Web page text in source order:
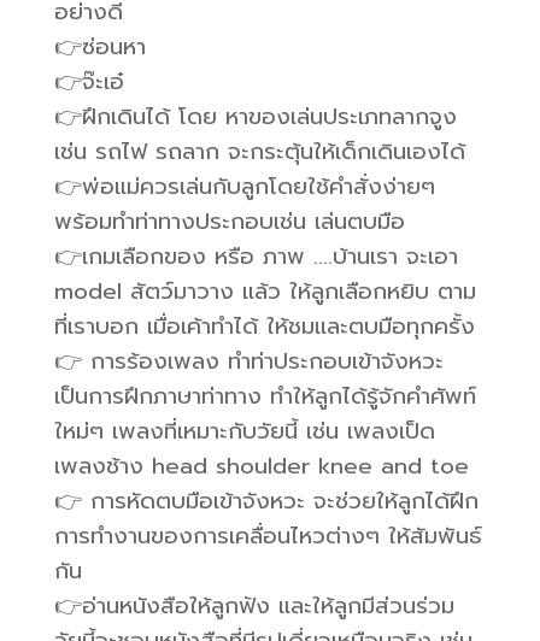
อย่างดี
👉ซ่อนหา
👉จ๊ะเอ๋
👉ฝึกเดินได้ โดย หาของเล่นประเภทลากจูง
เช่น รถไฟ รถลาก จะกระตุ้นให้เด็กเดินเองได้
👉พ่อแม่ควรเล่นกับลูกโดยใช้คำสั่งง่ายๆ
พร้อมทำท่าทางประกอบเช่น เล่นตบมือ
👉เกมเลือกของ หรือ ภาพ ….บ้านเรา จะเอา
model สัตว์มาวาง แล้ว ให้ลูกเลือกหยิบ ตาม
ที่เราบอก เมื่อเค้าทำได้ ให้ชมและตบมือทุกครั้ง
👉 การร้องเพลง ทำท่าประกอบเข้าจังหวะ
เป็นการฝึกภาษาท่าทาง ทำให้ลูกได้รู้จักคำศัพท์
ใหม่ๆ เพลงที่เหมาะกับวัยนี้ เช่น เพลงเป็ด
เพลงช้าง head shoulder knee and toe
👉 การหัดตบมือเข้าจังหวะ จะช่วยให้ลูกได้ฝึก
การทำงานของการเคลื่อนไหวต่างๆ ให้สัมพันธ์
กัน
👉อ่านหนังสือให้ลูกฟัง และให้ลูกมีส่วนร่วม